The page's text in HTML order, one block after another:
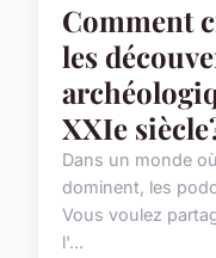
Comment
les
XXIe
Dans un monde
dominent, les
Vous voulez
l'...